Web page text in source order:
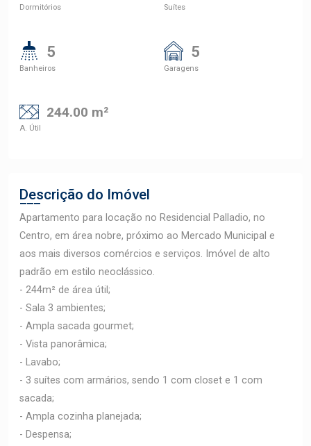
Dormitórios Suítes
5
Banheiros
5
Garagens
244.00 m²
A. Útil
Descrição do Imóvel
Apartamento para locação no Residencial Palladio, no
Centro, em área nobre, próximo ao Mercado Municipal e
aos mais diversos comércios e serviços. Imóvel de alto
padrão em estilo neoclássico.
- 244m² de área útil;
- Sala 3 ambientes;
- Ampla sacada gourmet;
- Vista panorâmica;
- Lavabo;
- 3 suítes com armários, sendo 1 com closet e 1 com
sacada;
- Ampla cozinha planejada;
- Despensa;